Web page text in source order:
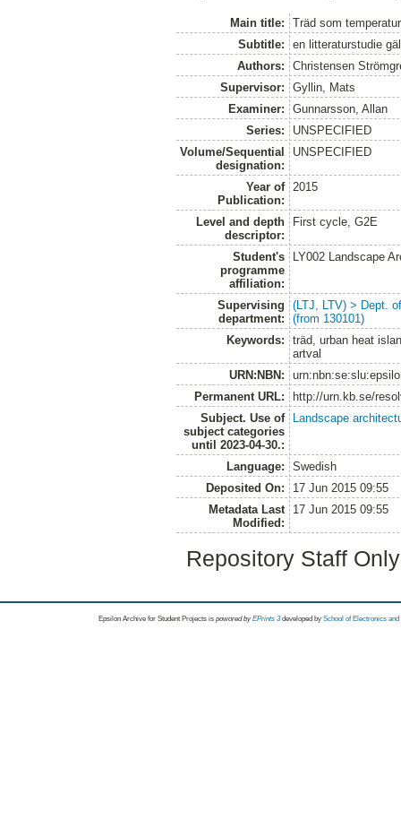
Main title:
Träd som
Subtitle:
en litteraturstudie
Authors:
Christensen
Supervisor:
Gyllin, Mats
Examiner:
Gunnarsson, Allan
Series:
UNSPECIFIED
Volume/Sequential
designation:
UNSPECIFIED
Year of
Publication:
2015
Level and depth
descriptor:
First cycle, G2E
Student's
programme
affiliation:
LY002 Landscape
Supervising
department:
(LTJ, LTV) > Dept.
(from 130101)
Keywords:
träd, urban heat
artval
URN:NBN:
Permanent URL:
http://urn.kb.se/
Subject. Use of
subject categories
until 2023-04-30.:
Landscape
Language:
Swedish
Deposited On:
17 Jun 2015 09:55
Metadata Last
Modified:
17 Jun 2015 09:55
Repository Staff
Epsilon Archive for Student Projects is powored byEPrints 3 developed by School of Electronics